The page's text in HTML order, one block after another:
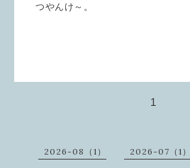
つやんけ～。
1
2026-08（1） 2026-07（1）